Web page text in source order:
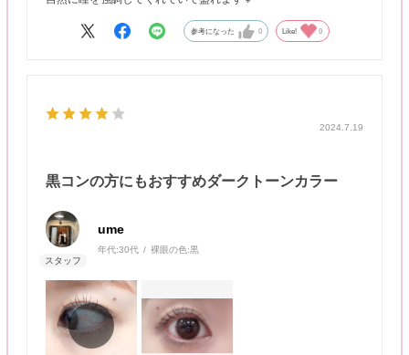
参考になった 0 Like! 0
2024.7.19
黒コンの方にもおすすめダークトーンカラー
ume
年代:30代 裸眼の色:黒